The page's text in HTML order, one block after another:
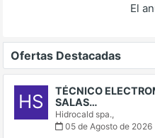
El
Ofertas Destacadas
HS
TÉCNICO
SALAS…
Hidrocald spa.,
05 de Agosto de 2026